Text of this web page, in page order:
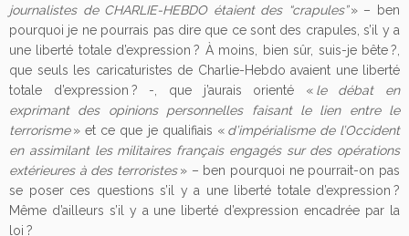
journalistes de CHARLIE-HEBDO étaient des “crapules”» – ben
pourquoi je ne pourrais pas dire que ce sont des crapules, s’il y a
une liberté totale d’expression ? À moins, bien sûr, suis-je bête ?,
que seuls les caricaturistes de Charlie-Hebdo avaient une liberté
totale d’expression ? -, que j’aurais orienté « le débat en
exprimant des opinions personnelles faisant le lien entre le
terrorisme» et ce que je qualifiais « d’impérialisme de l’Occident
en assimilant les militaires français engagés sur des opérations
extérieures à des terroristes» – ben pourquoi ne pourrait-on pas
se poser ces questions s’il y a une liberté totale d’expression ?
Même d’ailleurs s’il y a une liberté d’expression encadrée par la
loi ?